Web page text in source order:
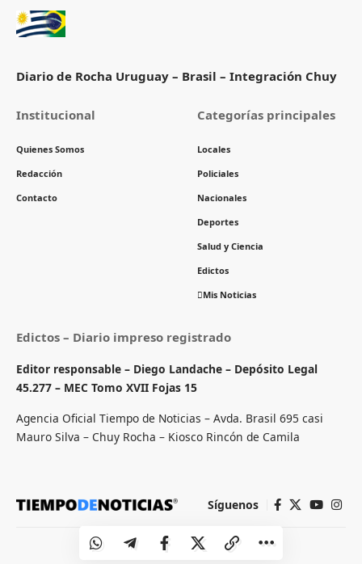
Diario de Rocha Uruguay – Brasil – Integración Chuy
Institucional
Quienes Somos
Redacción
Contacto
Categorías principales
Locales
Policiales
Nacionales
Deportes
Salud y Ciencia
Edictos
Mis Noticias
Edictos – Diario impreso registrado
Editor responsable – Diego Landache – Depósito Legal
45.277 – MEC Tomo XVII Fojas 15
Agencia Oficial Tiempo de Noticias – Avda. Brasil 695 casi
Mauro Silva – Chuy Rocha – Kiosco Rincón de Camila
Síguenos
© 2024. Todos los derechos registrados.